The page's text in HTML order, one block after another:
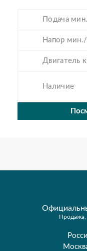
Подача
Напор
Двигатель
Наличие
Продажа,